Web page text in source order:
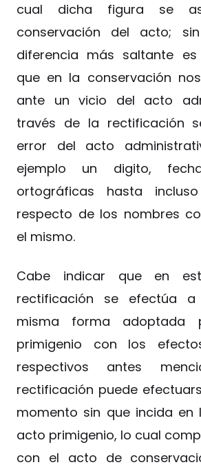
cual dicha figura se
conservación del acto;
diferencia más saltante
que en la conservación
ante un vicio del acto
través de la rectificación
error del acto
ejemplo un digito,
ortográficas hasta
respecto de los nombres
el mismo.
Cabe indicar que en
rectificación se efectúa
misma forma adoptada
primigenio con los
respectivos antes
rectificación puede
momento sin que incida en
acto primigenio, lo cual
con el acto de